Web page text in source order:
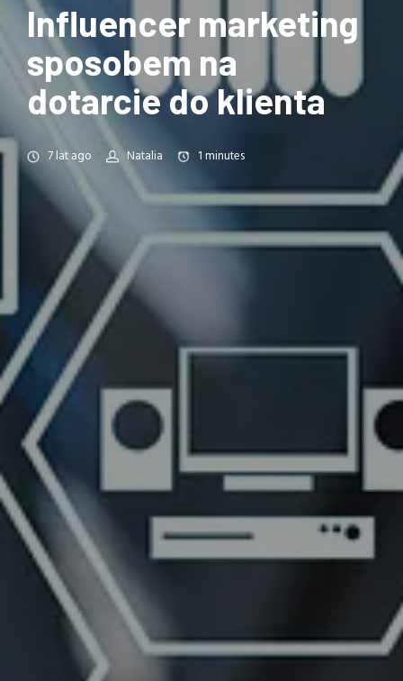
Influencer marketing
sposobem na
dotarcie do klienta
7 lat ago Natalia 1minutes